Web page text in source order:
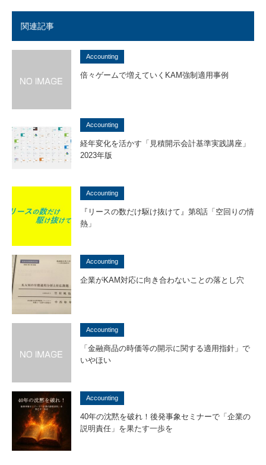
関連記事
Accounting
倍々ゲームで増えていくKAM強制適用事例
Accounting
経年変化を活かす「見積開示会計基準実践講座」
2023年版
Accounting
『リースの数だけ駆け抜けて』第8話「空回りの情
熱」
Accounting
企業がKAM対応に向き合わないことの落とし穴
Accounting
「金融商品の時価等の開示に関する適用指針」で
いやほい
Accounting
40年の沈黙を破れ！後発事象セミナーで「企業の
説明責任」を果たす一歩を